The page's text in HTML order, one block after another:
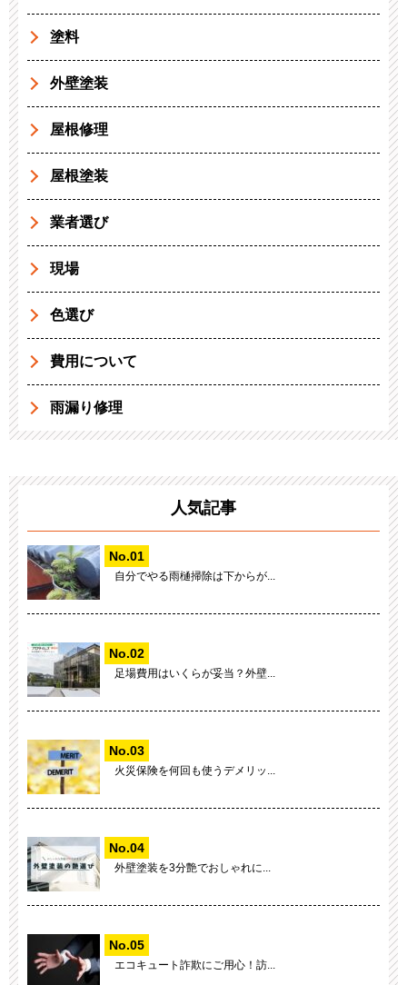
塗料
外壁塗装
屋根修理
屋根塗装
業者選び
現場
色選び
費用について
雨漏り修理
人気記事
自分でやる雨樋掃除は下からが...
足場費用はいくらが妥当？外壁...
火災保険を何回も使うデメリッ...
外壁塗装を3分艶でおしゃれに...
エコキュート詐欺にご用心！訪...